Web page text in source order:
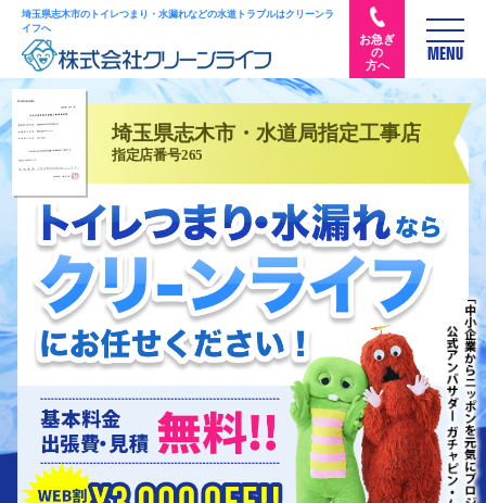
埼玉県志木市のトイレつまり・水漏れなどの水道トラブルはクリーンラ
イフへ
お急ぎ
の
方へ
MENU
埼玉県志木市・水道局指定工事店
指定店番号265